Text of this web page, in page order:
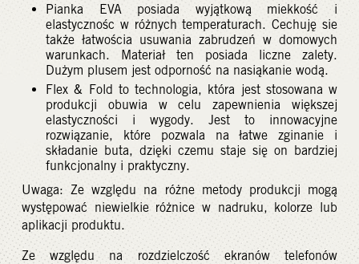
Pianka EVA posiada wyjątkową miekkość i
elastycznośc w różnych temperaturach. Cechuję sie
także łatwościa usuwania zabrudzeń w domowych
warunkach. Materiał ten posiada liczne zalety.
Dużym plusem jest odporność na nasiąkanie wodą.
Flex & Fold to technologia, która jest stosowana w
produkcji obuwia w celu zapewnienia większej
elastyczności i wygody. Jest to innowacyjne
rozwiązanie, które pozwala na łatwe zginanie i
składanie buta, dzięki czemu staje się on bardziej
funkcjonalny i praktyczny.
Uwaga: Ze względu na różne metody produkcji mogą
występować niewielkie różnice w nadruku, kolorze lub
aplikacji produktu.
Ze względu na rozdzielczość ekranów telefonów